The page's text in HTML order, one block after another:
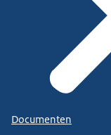
Documenten